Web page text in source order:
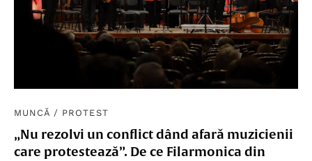
MUNCĂ / PROTEST
„Nu rezolvi un conflict dând afară muzicienii
care protestează”. De ce Filarmonica din